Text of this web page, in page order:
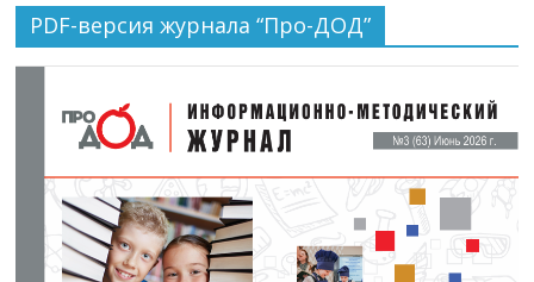
PDF-версия журнала “Про-ДОД”